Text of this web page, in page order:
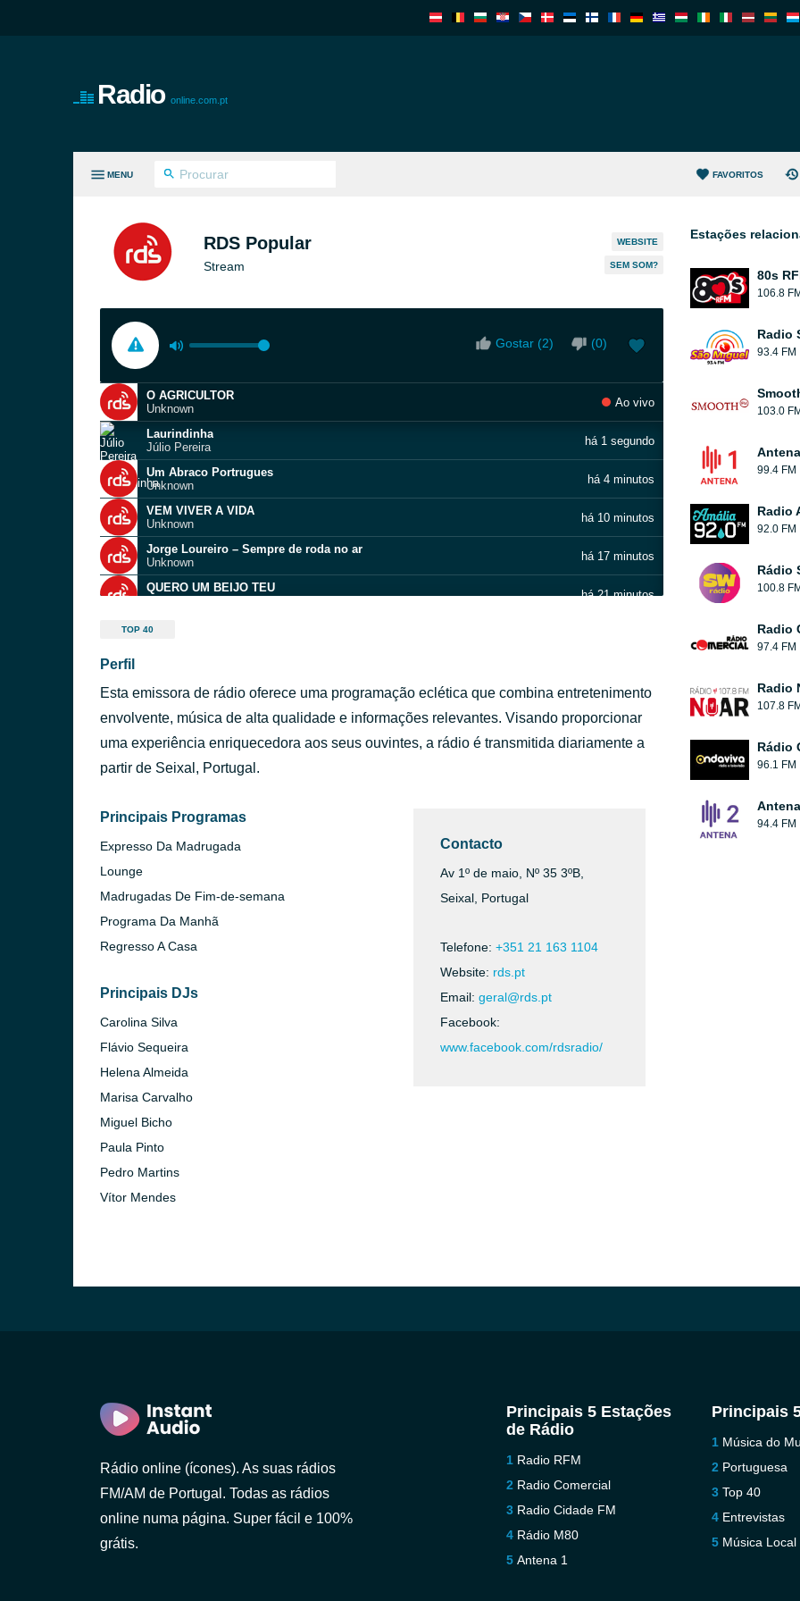
Radio online.com.pt
MENU FAVORITOS
RDS Popular
Stream
WEBSITE
SEM SOM?
Gostar (2) (0)
O AGRICULTOR
Unknown
Ao vivo
Laurindinha
Júlio Pereira
há 1 segundo
Um Abraco Portrugues
Unknown
há 4 minutos
VEM VIVER A VIDA
Unknown
há 10 minutos
Jorge Loureiro – Sempre de roda no ar
Unknown
há 17 minutos
QUERO UM BEIJO TEU
há 21 minutos
Cristiana Sá Companhia – O Vira Mora no Minho – Olái Olarilólela
Neto LX
há 35 minutos
Jorge Loureiro – Sempre de roda no ar
Unknown
há 40 minutos
TOP 40
Perfil
Esta emissora de rádio oferece uma programação eclética que combina entretenimento
envolvente, música de alta qualidade e informações relevantes. Visando proporcionar
uma experiência enriquecedora aos seus ouvintes, a rádio é transmitida diariamente a
partir de Seixal, Portugal.
Principais Programas
Expresso Da Madrugada
Lounge
Madrugadas De Fim-de-semana
Programa Da Manhã
Regresso A Casa
Principais DJs
Carolina Silva
Flávio Sequeira
Helena Almeida
Marisa Carvalho
Miguel Bicho
Paula Pinto
Pedro Martins
Vítor Mendes
Contacto
Av 1º de maio, Nº 35 3ºB,
Seixal, Portugal
Telefone: +351 21 163 1104
Website: rds.pt
Email: geral@rds.pt
Facebook:
www.facebook.com/rdsradio/
Estações
80s
106.8
Radio
93.4 FM
103.0
99.4 FM
Radio
92.0 FM
Rádio
100.8
Radio
97.4 FM
Radio
107.8
Rádio
96.1 FM
94.4 FM
Rádio online (ícones). As suas rádios
FM/AM de Portugal. Todas as rádios
online numa página. Super fácil e 100%
grátis.
Principais 5 Estações
de Rádio
Radio RFM
Radio Comercial
Radio Cidade FM
Rádio M80
Antena 1
Principais
Música do
Portuguesa
Top 40
Entrevistas
Música Local